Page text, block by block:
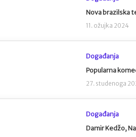
Nova brazilska
11. ožujka 2024
Događanja
Popularna
27. studenoga
Događanja
Damir Kedžo,